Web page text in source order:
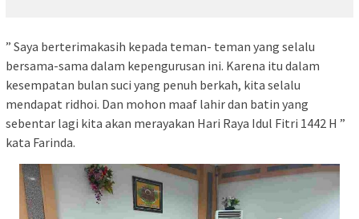
” Saya berterimakasih kepada teman- teman yang selalu
bersama-sama dalam kepengurusan ini. Karena itu dalam
kesempatan bulan suci yang penuh berkah, kita selalu
mendapat ridhoi. Dan mohon maaf lahir dan batin yang
sebentar lagi kita akan merayakan Hari Raya Idul Fitri 1442 H ”
kata Farinda.